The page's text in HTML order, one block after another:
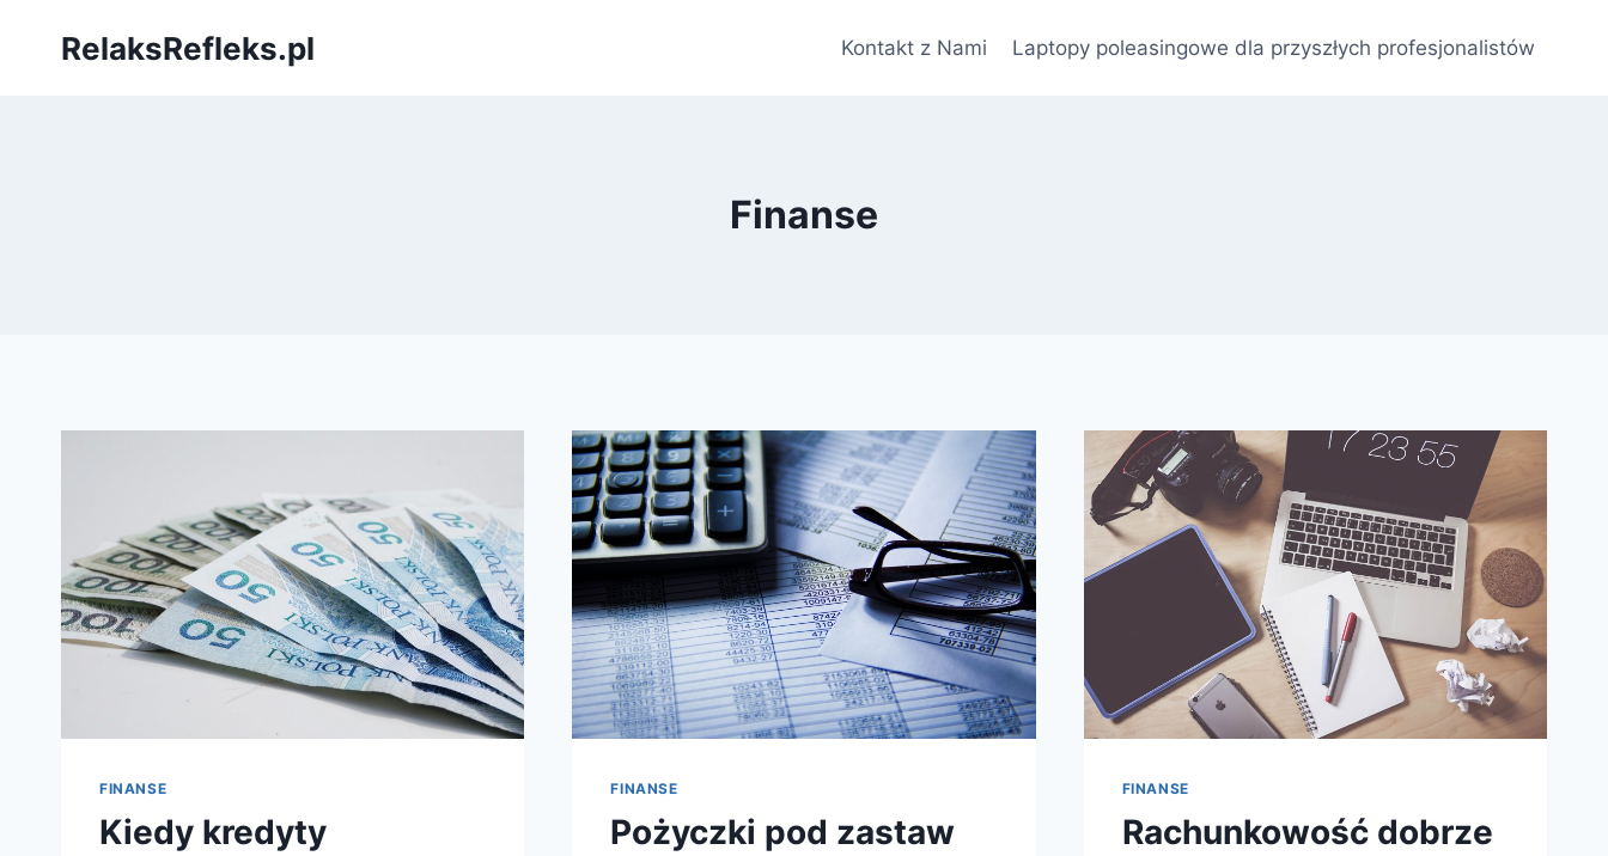
RelaksRefleks.pl Kontakt z Nami Laptopy poleasingowe dla przyszłych profesjonalistów
Finanse
FINANSE
Kiedy kredyty
FINANSE
Pożyczki pod zastaw
FINANSE
Rachunkowość dobrze